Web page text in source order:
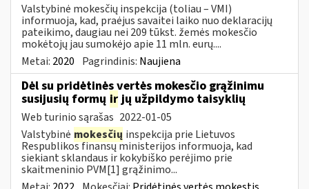
Valstybinė mokesčių inspekcija (toliau – VMI)
informuoja, kad, praėjus savaitei laiko nuo deklaracijų
pateikimo, daugiau nei 209 tūkst. žemės mokesčio
mokėtojų jau sumokėjo apie 11 mln. eurų....
Metai: 2020 Pagrindinis: Naujiena
Dėl su pridėtinės vertės mokesčio grąžinimu
susijusių formų irjų užpildymo taisyklių
Web turinio sąrašas 2022-01-05
Valstybinė mokesčių inspekcija prie Lietuvos
Respublikos finansų ministerijos informuoja, kad
siekiant sklandaus ir kokybiško perėjimo prie
skaitmeninio PVM[1] grąžinimo...